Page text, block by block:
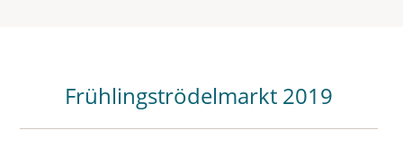
Frühlingströdelmarkt 2019